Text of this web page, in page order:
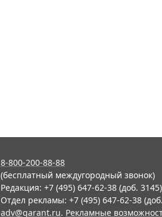
8-800-200-88-88
(бесплатный междугородный звонок)
Редакция: +7 (495) 647-62-38 (доб.
Отдел рекламы: +7 (495) 647-62-38
adv@garant.ru. Рекламные